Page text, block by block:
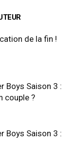
de la fin !
Boys Saison 3 :
couple ?
Boys Saison 3 :